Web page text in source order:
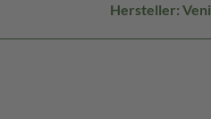
Hersteller: